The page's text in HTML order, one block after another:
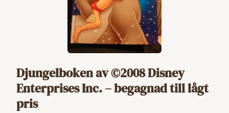
Djungelboken av ©2008 Disney
Enterprises Inc. – begagnad till lågt
pris